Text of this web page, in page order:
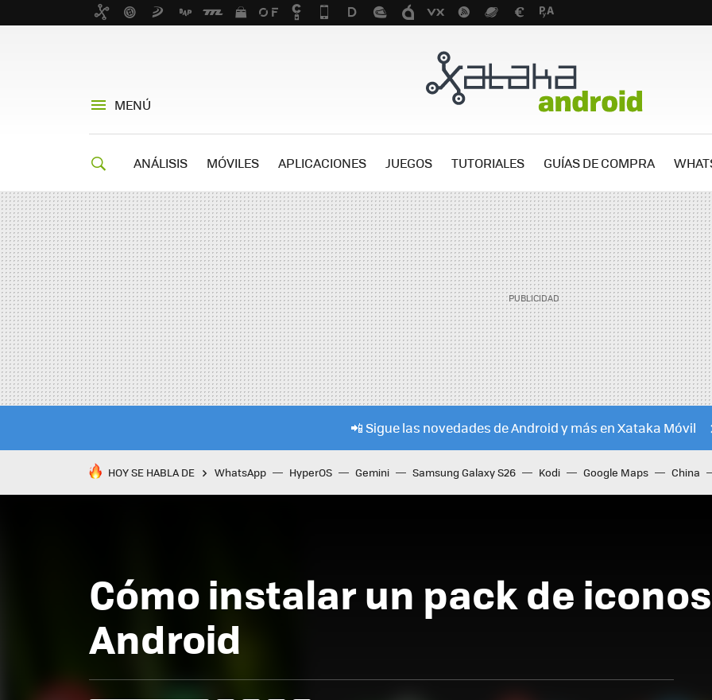
MENÚ
ANÁLISIS MÓVILES APLICACIONES JUEGOS TUTORIALES GUÍAS DE COMPRA
📲 Sigue las novedades de Android y más en Xataka Móvil
HOY SE HABLA DE WhatsApp HyperOS Gemini Samsung Galaxy S26 Kodi Google Maps China
Cómo instalar un pack de
Android